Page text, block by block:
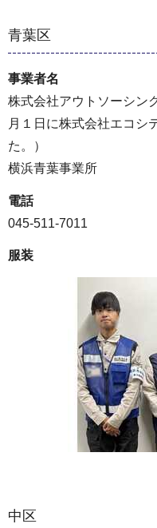
青葉区
事業者名
株式会社アウトソーシン
月１日に株式会社エコシ
た。）
横浜青葉事業所
電話
045-511-7011
服装
中区